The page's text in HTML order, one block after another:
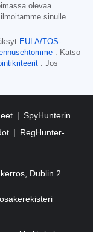
olevaa
sinulle
EULA/TOS-
. Katso
. Jos
SpyHunterin
RegHunter-
Dublin 2